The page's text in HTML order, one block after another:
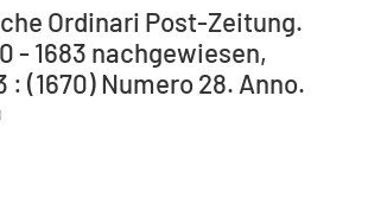
Ordinari Post-Zeitung.
- 1683 nachgewiesen,
: (1670) Numero 28. Anno.